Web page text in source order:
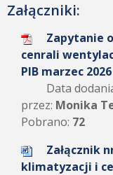
Załączniki:
Zapytanie
cenrali
PIB marzec 2026
Data
przez: Monika
Pobrano: 72
Załącznik
klimatyzacji i